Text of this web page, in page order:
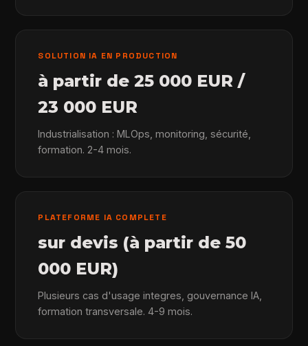
SOLUTION IA EN PRODUCTION
à partir de 25 000 EUR /
23 000 EUR
Industrialisation : MLOps, monitoring, sécurité,
formation. 2-4 mois.
PLATEFORME IA COMPLETE
sur devis (à partir de 50
000 EUR)
Plusieurs cas d'usage integres, gouvernance IA,
formation transversale. 4-9 mois.